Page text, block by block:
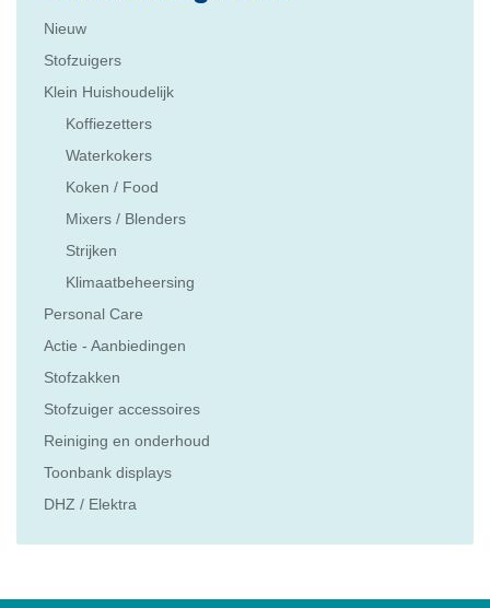
Nieuw
Stofzuigers
Klein Huishoudelijk
Koffiezetters
Waterkokers
Koken / Food
Mixers / Blenders
Strijken
Klimaatbeheersing
Personal Care
Actie - Aanbiedingen
Stofzakken
Stofzuiger accessoires
Reiniging en onderhoud
Toonbank displays
DHZ / Elektra